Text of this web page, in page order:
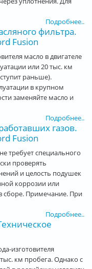
Подробнее..
фильтра.
Fusion
масло в двигателе
или 20 тыс. км
раньше).
в крупном
заменяйте масло и
Подробнее..
газов.
Fusion
требует специального
проверять
и целость подушек
коррозии или
сборе. Примечание. При
Подробнее..
изготовителя
км пробега. Однако с